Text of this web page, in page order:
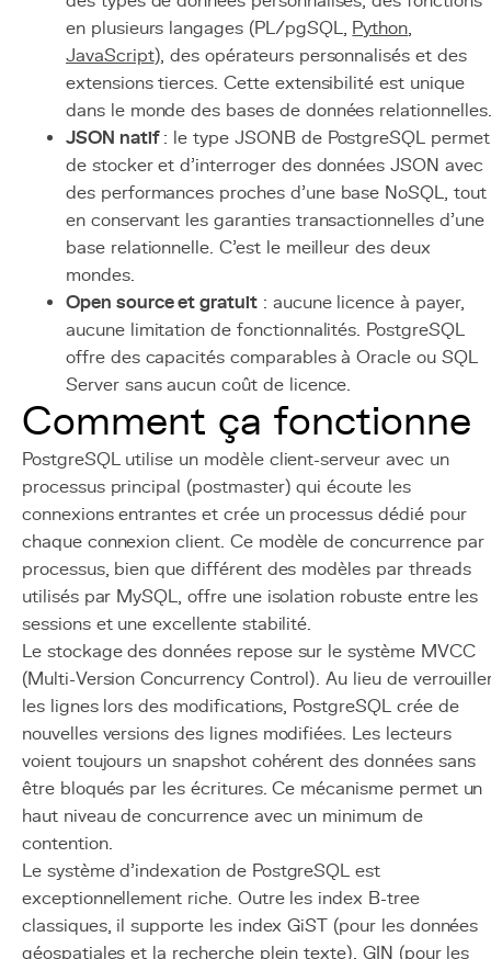
en plusieurs langages (PL/pgSQL, Python,
JavaScript), des opérateurs personnalisés et des
extensions tierces. Cette extensibilité est unique
dans le monde des bases de données relationnelles.
JSON natif: le type JSONB de PostgreSQL permet
de stocker et d'interroger des données JSON avec
des performances proches d'une base NoSQL, tout
en conservant les garanties transactionnelles d'une
base relationnelle. C'est le meilleur des deux
mondes.
Open source et gratuit: aucune licence à payer,
aucune limitation de fonctionnalités. PostgreSQL
offre des capacités comparables à Oracle ou SQL
Server sans aucun coût de licence.
Comment ça fonctionne
PostgreSQL utilise un modèle client-serveur avec un
processus principal (postmaster) qui écoute les
connexions entrantes et crée un processus dédié pour
chaque connexion client. Ce modèle de concurrence par
processus, bien que différent des modèles par threads
utilisés par MySQL, offre une isolation robuste entre les
sessions et une excellente stabilité.
Le stockage des données repose sur le système MVCC
(Multi-Version Concurrency Control). Au lieu de
les lignes lors des modifications, PostgreSQL crée de
nouvelles versions des lignes modifiées. Les lecteurs
voient toujours un snapshot cohérent des données sans
être bloqués par les écritures. Ce mécanisme permet un
haut niveau de concurrence avec un minimum de
contention.
Le système d'indexation de PostgreSQL est
exceptionnellement riche. Outre les index B-tree
classiques, il supporte les index GiST (pour les données
géospatiales et la recherche plein texte), GIN (pour les